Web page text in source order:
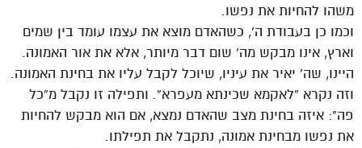
משהו להחיות את נפשו.
וכמו כן בעבודת ה’, כשהאדם מוצא את עצמו עומד בין שמים
וארץ, אינו מבקש מה’ שום דבר מיותר, אלא את אור האמונה.
היינו, שה’ יאיר את עיניו, שיוכל לקבל עליו את בחינת האמונה.
וזה נקרא “לאקמא שכינתא מעפרא”. ותפילה זו נקבל מ”כל
פה”: איזה בחינת מצב שהאדם נמצא, אם הוא מבקש להחיות
את נפשו מבחינת אמונה, נתקבל את תפילתו.